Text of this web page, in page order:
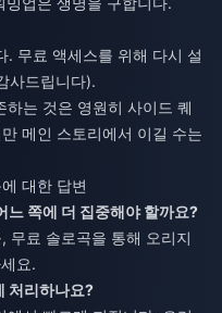
. 무료 액세스를 위해 다시 설
사드립니다).
는 것은 영원히 사이드 퀘
메인 스토리에서 이길 수는
대한 답변
느 쪽에 더 집중해야 할까요?
무료 솔로곡을 통해 오리지
요.
처리하나요?